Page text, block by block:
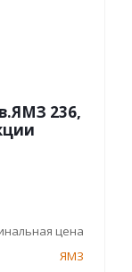
236,
цена
ЯМЗ